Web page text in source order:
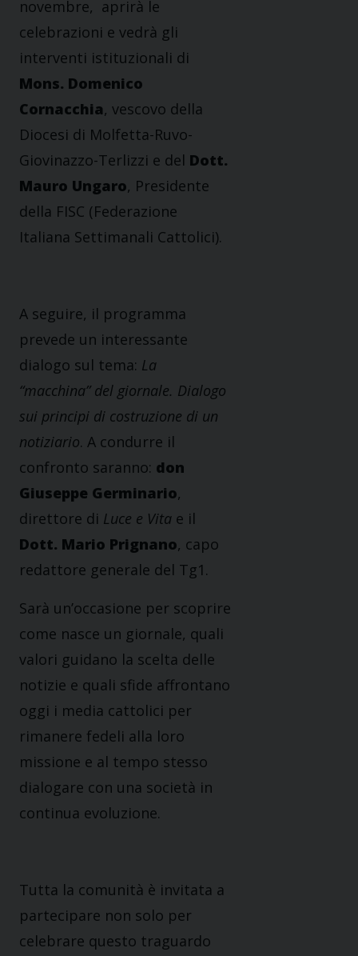
novembre, aprirà le
celebrazioni e vedrà gli
interventi istituzionali di
Mons. Domenico
Cornacchia, vescovo della
Diocesi di Molfetta-Ruvo-
Giovinazzo-Terlizzi e del Dott.
Mauro Ungaro, Presidente
della FISC (Federazione
Italiana Settimanali Cattolici).
A seguire, il programma
prevede un interessante
dialogo sul tema: La
“macchina” del giornale. Dialogo
sui principi di costruzione di un
notiziario. A condurre il
confronto saranno: don
Giuseppe Germinario,
direttore di Luce e Vita e il
Dott. Mario Prignano, capo
redattore generale del Tg1.
Sarà un’occasione per scoprire
come nasce un giornale, quali
valori guidano la scelta delle
notizie e quali sfide affrontano
oggi i media cattolici per
rimanere fedeli alla loro
missione e al tempo stesso
dialogare con una società in
continua evoluzione.
Tutta la comunità è invitata a
partecipare non solo per
celebrare questo traguardo